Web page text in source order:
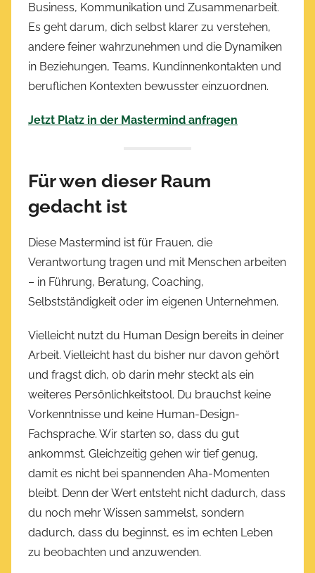
Business, Kommunikation und Zusammenarbeit.
Es geht darum, dich selbst klarer zu verstehen,
andere feiner wahrzunehmen und die Dynamiken
in Beziehungen, Teams, Kundinnenkontakten und
beruflichen Kontexten bewusster einzuordnen.
Jetzt Platz in der Mastermind anfragen
Für wen dieser Raum
gedacht ist
Diese Mastermind ist für Frauen, die
Verantwortung tragen und mit Menschen arbeiten
– in Führung, Beratung, Coaching,
Selbstständigkeit oder im eigenen Unternehmen.
Vielleicht nutzt du Human Design bereits in deiner
Arbeit. Vielleicht hast du bisher nur davon gehört
und fragst dich, ob darin mehr steckt als ein
weiteres Persönlichkeitstool. Du brauchst keine
Vorkenntnisse und keine Human-Design-
Fachsprache. Wir starten so, dass du gut
ankommst. Gleichzeitig gehen wir tief genug,
damit es nicht bei spannenden Aha-Momenten
bleibt. Denn der Wert entsteht nicht dadurch, dass
du noch mehr Wissen sammelst, sondern
dadurch, dass du beginnst, es im echten Leben
zu beobachten und anzuwenden.